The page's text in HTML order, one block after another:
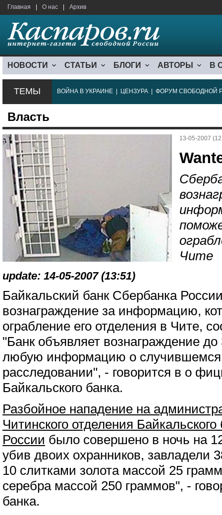
Главная О нас Архив
НОВОСТИ СТАТЬИ БЛОГИ АВТОРЫ В
ТЕМЫ ВОЙНА В УКРАИНЕ ЦЕНЗУРА ФОРУМ СВОБОДНОЙ
Власть
13-05-2007
Чите
update: 14-05-2007 (13:51)
Байкальский банк Сбербанка
вознаграждение за информацию,
ограбление его отделения в Чите,
"Банк объявляет вознаграждение
любую информацию о случившемся,
расследовании", - говорится в о
Байкальского банка.
Разбойное нападение на
Читинского отделения
России было совершено в ночь на
убив двоих охранников, завладели
10 слитками золота массой 25
серебра массой 250 граммов", -
банка.